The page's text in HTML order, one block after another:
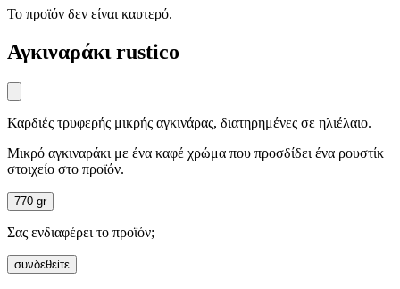
Το προϊόν δεν είναι καυτερό.
Αγκιναράκι rustico
Καρδιές τρυφερής μικρής αγκινάρας, διατηρημένες σε ηλιέλαιο.
Μικρό αγκιναράκι με ένα καφέ χρώμα που προσδίδει ένα ρουστίκ
στοιχείο στο προϊόν.
770 gr
Σας ενδιαφέρει το προϊόν;
συνδεθείτε